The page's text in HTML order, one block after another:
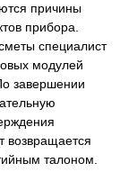
причины
прибора.
специалист
модулей
завершении
возвращается
талоном.